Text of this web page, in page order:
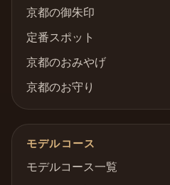
京都の御朱印
定番スポット
京都のおみやげ
京都のお守り
モデルコース
モデルコース一覧